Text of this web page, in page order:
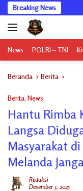
Langsung
ke
konten
Breaking News
News POLRI – TNI
Beranda Berita
Berita, News
Hantu Rimba
Langsa
Masyarakat
Melanda
Redaksi
Desember 5, 2025